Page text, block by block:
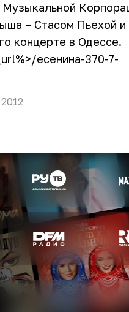
Музыкальной
– Стасом Пьехой
концерте в Одессе.
есенина-370-7-